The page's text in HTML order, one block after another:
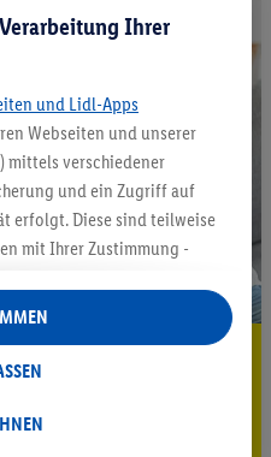
sparen³²ᵃ
Ihrer
und Lidl-Apps
Webseiten und unserer
mittels verschiedener
und ein Zugriff auf
erfolgt. Diese sind teilweise
mit Ihrer Zustimmung -
mit dem IAB TCF
Werbung
Werbung werden